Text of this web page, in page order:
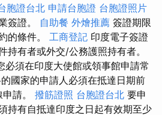
胞證台北 申請台胞證 台胞證照片
簽證。 自助餐 外燴推薦 簽證期限
的條件。 工商登記 印度電子簽證
持有者或外交/公務護照持有者。
必須在印度大使館或領事館申請常
國家的申請人必須在抵達日期前
請。 撥筋證照 台胞證台北 要申
持有自抵達印度之日起有效期至少